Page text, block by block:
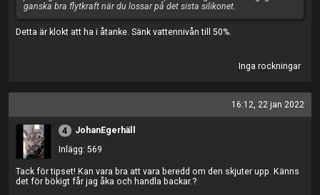
ganska bra flytkraft när du lossar på det sista silikonet.
Detta är klokt att ha i åtanke. Sänk vattennivån till 50%.
Inga rockningar
16:12, 22 jan 2022
4
JohanEgerhäll
Inlägg: 569
Tack för tipset! Kan vara bra att vara beredd om den skjuter upp. Känns
det för bökigt får jag åka och handla backar.?